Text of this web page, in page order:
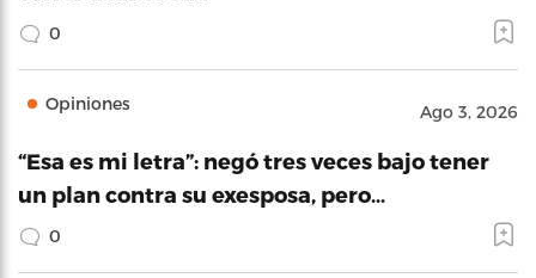
0
Opiniones Ago 3, 2026
“Esa es mi letra”: negó tres veces bajo tener
un plan contra su exesposa, pero…
0